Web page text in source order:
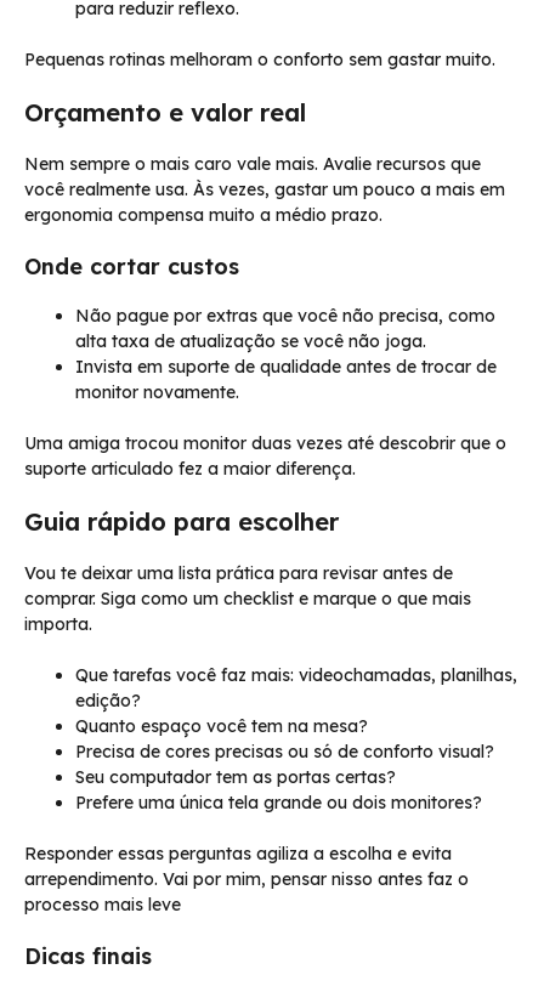
para reduzir reflexo.
Pequenas rotinas melhoram o conforto sem gastar muito.
Orçamento e valor real
Nem sempre o mais caro vale mais. Avalie recursos que
você realmente usa. Às vezes, gastar um pouco a mais em
ergonomia compensa muito a médio prazo.
Onde cortar custos
Não pague por extras que você não precisa, como
alta taxa de atualização se você não joga.
Invista em suporte de qualidade antes de trocar de
monitor novamente.
Uma amiga trocou monitor duas vezes até descobrir que o
suporte articulado fez a maior diferença.
Guia rápido para escolher
Vou te deixar uma lista prática para revisar antes de
comprar. Siga como um checklist e marque o que mais
importa.
Que tarefas você faz mais: videochamadas, planilhas,
edição?
Quanto espaço você tem na mesa?
Precisa de cores precisas ou só de conforto visual?
Seu computador tem as portas certas?
Prefere uma única tela grande ou dois monitores?
Responder essas perguntas agiliza a escolha e evita
arrependimento. Vai por mim, pensar nisso antes faz o
processo mais leve
Dicas finais